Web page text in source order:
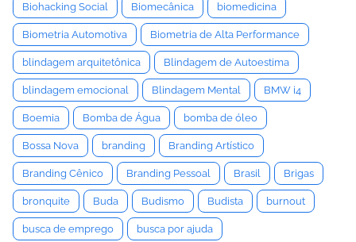
Biohacking Social Biomecânica biomedicina
Biometria Automotiva Biometria de Alta Performance
blindagem arquitetônica Blindagem de Autoestima
blindagem emocional Blindagem Mental BMW i4
Boemia Bomba de Água bomba de óleo
Bossa Nova branding Branding Artístico
Branding Cênico Branding Pessoal Brasil Brigas
bronquite Buda Budismo Budista burnout
busca de emprego busca por ajuda